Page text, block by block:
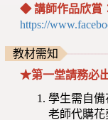
◆ 講師作品欣賞
https://
教材需知
★第一堂請務必
學生需自
老師代購